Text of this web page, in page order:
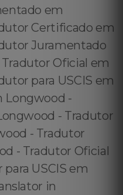
em
Certificado em
Juramentado
Oficial em
para USCIS em
Longwood -
- Tradutor
- Tradutor
- Tradutor Oficial
USCIS em
in